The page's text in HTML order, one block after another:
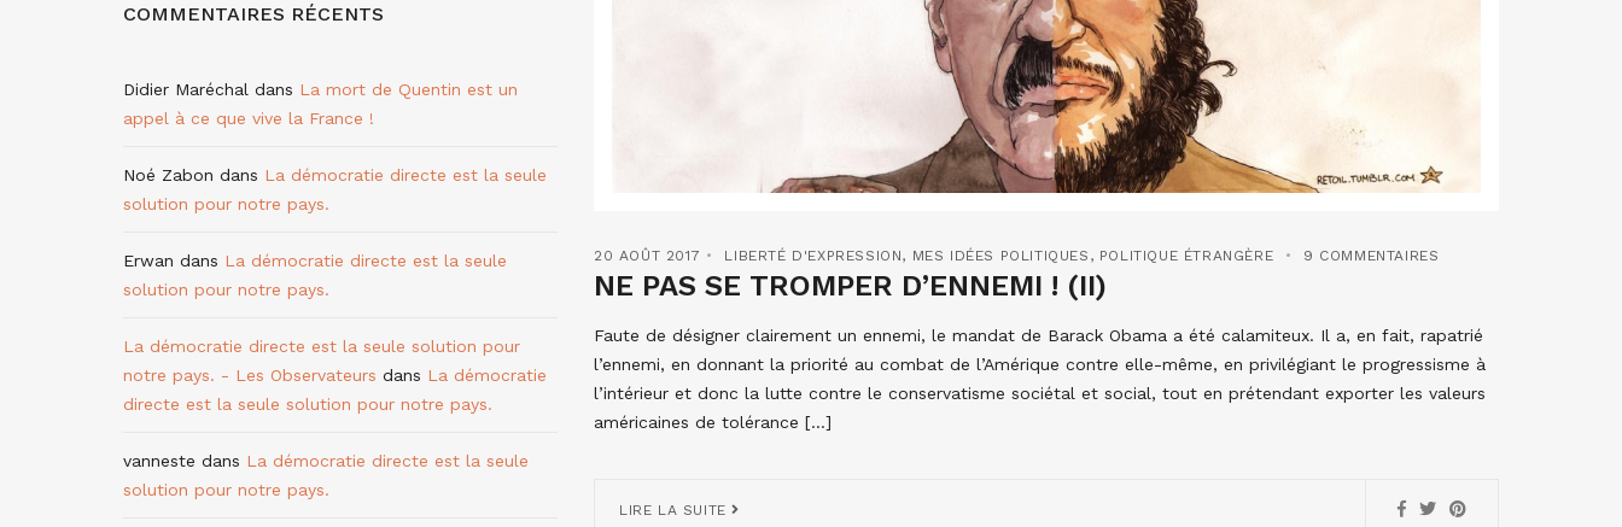
20 AOÛT 2017 LIBERTÉ D'EXPRESSION, MES IDÉES POLITIQUES , POLITIQUE ÉTRANGÈRE 9 COMMENTAIRES
NE PAS SE TROMPER D’ENNEMI ! (II)
Faute de désigner clairement un ennemi, le mandat de Barack Obama a été calamiteux. Il a, en fait, rapatrié
l’ennemi, en donnant la priorité au combat de l’Amérique contre elle-même, en privilégiant le progressisme à
l’intérieur et donc la lutte contre le conservatisme sociétal et social, tout en prétendant exporter les valeurs
américaines de tolérance […]
LIRE LA SUITE
COMMENTAIRES RÉCENTS
Didier Maréchal dans La mort de Quentin est un
appel à ce que vive la France !
Noé Zabon dans La démocratie directe est la seule
solution pour notre pays.
Erwan dans La démocratie directe est la seule
solution pour notre pays.
La démocratie directe est la seule solution pour
notre pays. - Les Observateurs dans La démocratie
directe est la seule solution pour notre pays.
vanneste dans La démocratie directe est la seule
solution pour notre pays.